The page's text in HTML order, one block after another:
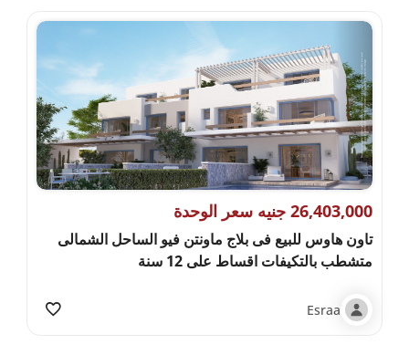
26,403,000 جنيه سعر الوحدة
تاون هاوس للبيع فى بلاج ماونتن فيو الساحل الشمالى
متشطب بالتكيفات اقساط على 12 سنة
Esraa